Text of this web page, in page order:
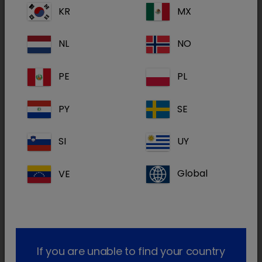
administrado a gatos domésticos, como
agente único, para efeitos de controlo e
pequenas intervenções cirúrgicas quando não
é requerido relaxamento muscular.
Princípios
ativo(s):
Tamanho
embalagen(s):
Precauções de
Prazo de validade depois da primeira
primário: 28 dias
KR MX
NL NO
PE PL
PY SE
SI UY
VE Global
If you are unable to find your country